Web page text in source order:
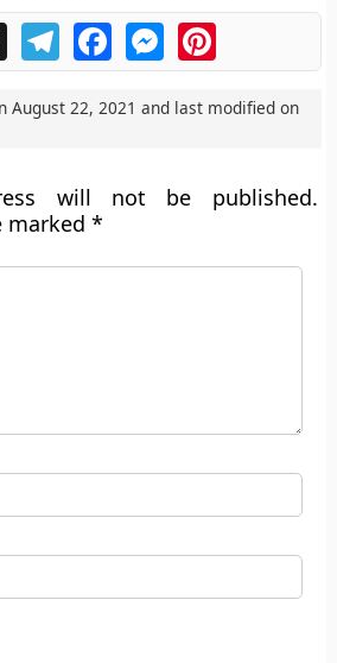
X TelegramFacebookMessengerPinterest
August 22, 2021 and last modified on
will not be published.
marked*